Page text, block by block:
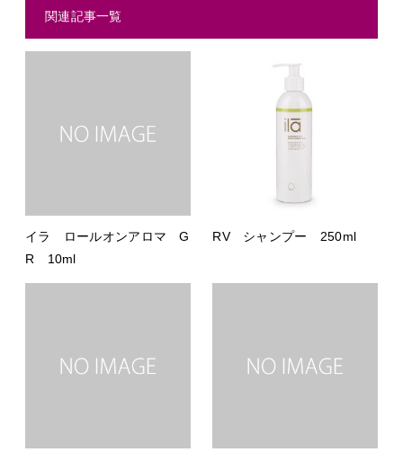
関連記事一覧
イラ ロールオンアロマ G
R 10ml
RV シャンプー 250ml